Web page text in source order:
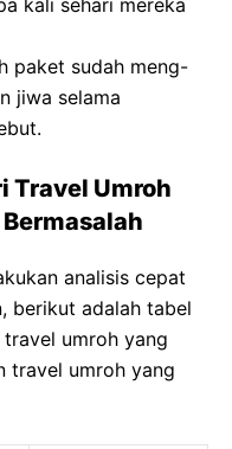
paket sudah meng-
jiwa selama
Travel Umroh
analisis cepat
berikut adalah tabel
umroh yang
travel umroh yang